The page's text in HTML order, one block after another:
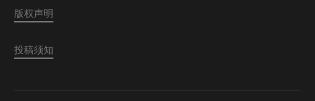
版权声明
投稿须知